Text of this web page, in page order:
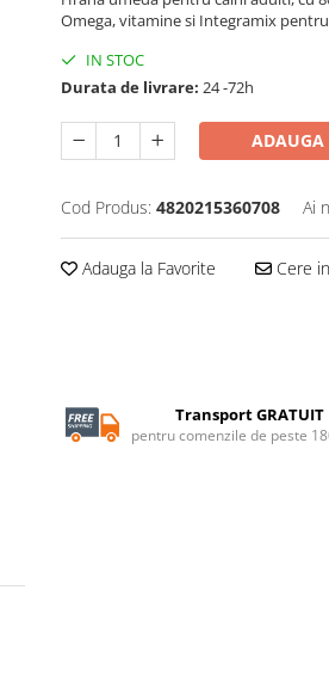
Omega, vitamine si Integramix
IN STOC
Durata de livrare: 24 -72h
ADAUGA
Cod Produs: 4820215360708 Ai
Adauga la Favorite Cere
Transport GRATUIT
pentru comenzile de peste